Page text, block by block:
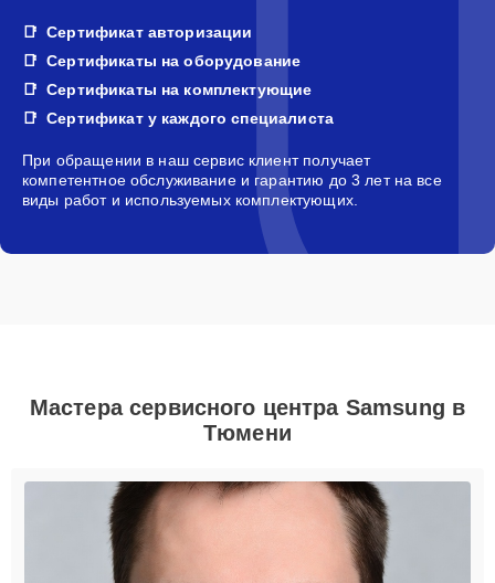
Сертификат авторизации
Сертификаты на оборудование
Сертификаты на комплектующие
Сертификат у каждого специалиста
При обращении в наш сервис клиент получает
компетентное обслуживание и гарантию до 3 лет на все
виды работ и используемых комплектующих.
Мастера сервисного центра Samsung в
Тюмени